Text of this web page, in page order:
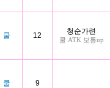
쿨 12 청순가련
쿨 ATK 보통up
쿨 9